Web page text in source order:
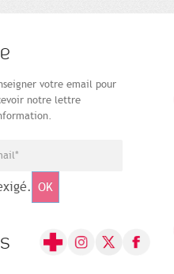
votre email pour
notre lettre
OK